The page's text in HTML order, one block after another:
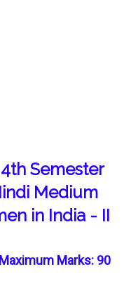
Semester
Medium
in India - II
Marks: 90